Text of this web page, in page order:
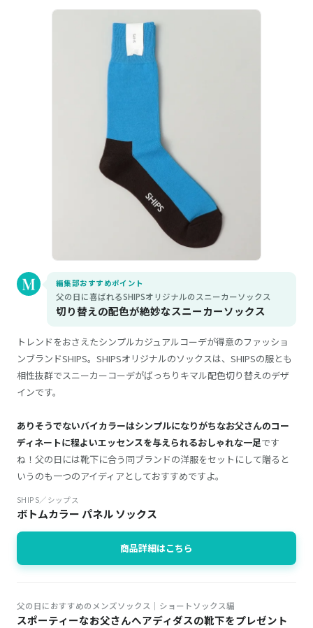
編集部おすすめポイント
父の日に喜ばれるSHIPSオリジナルのスニーカーソックス
切り替えの配色が絶妙なスニーカーソックス
トレンドをおさえたシンプルカジュアルコーデが得意のファッショ
ンブランドSHIPS。SHIPSオリジナルのソックスは、SHIPSの服とも
相性抜群でスニーカーコーデがばっちりキマル配色切り替えのデザ
インです。
ありそうでないバイカラーはシンプルになりがちなお父さんのコー
ディネートに程よいエッセンスを与えられるおしゃれな一足です
ね！父の日には靴下に合う同ブランドの洋服をセットにして贈ると
いうのも一つのアイディアとしておすすめですよ。
SHIPS／シップス
ボトムカラー パネル ソックス
商品詳細はこちら
父の日におすすめのメンズソックス│ショートソックス編
スポーティーなお父さんへアディダスの靴下をプレゼント